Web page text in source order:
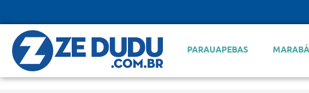
PARAUAPEBAS MARABÁ